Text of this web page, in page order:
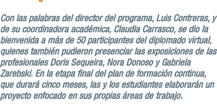
Con las palabras del director del programa, Luis Contreras, y
de su coordinadora académica, Claudia Carrasco, se dio la
bienvenida a más de 50 participantes del diplomado virtual,
quienes también pudieron presenciar las exposiciones de las
profesionales Doris Sequeira, Nora Donoso y Gabriela
Zarebski. En la etapa final del plan de formación continua,
que durará cinco meses, las y los estudiantes elaborarán un
proyecto enfocado en sus propias áreas de trabajo.